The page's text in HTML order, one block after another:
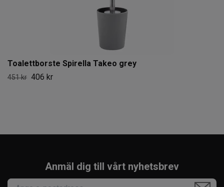
Toalettborste Spirella Takeo grey
451 kr 406 kr
Anmäl dig till vårt nyhetsbrev